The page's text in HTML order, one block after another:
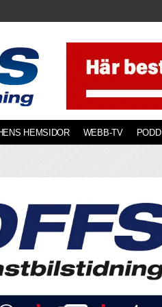
HEMSIDOR WEBB-TV PODD